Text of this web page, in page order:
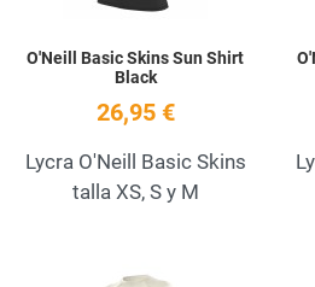
O'Neill Basic Skins Sun Shirt
Black
26,95 €
Lycra O'Neill Basic Skins
talla XS, S y M